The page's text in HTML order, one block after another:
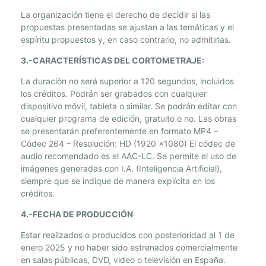
C
O
N
C
R
S
O
.
La organización tiene el derecho de decidir si las
propuestas presentadas se ajustan a las temáticas y el
espíritu propuestos y, en caso contrario, no admitirlas.
3.-CARACTERÍSTICAS DEL CORTOMETRAJE:
La duración no será superior a 120 segundos, incluidos
los créditos. Podrán ser grabados con cualquier
dispositivo móvil, tableta o similar. Se podrán editar con
cualquier programa de edición, gratuito o no. Las obras
se presentarán preferentemente en formato MP4 –
Códec 264 – Resolución: HD (1920 x1080) El códec de
audio recomendado es el AAC-LC. Se permite el uso de
imágenes generadas con I.A. (Inteligencia Artificial),
siempre que se indique de manera explícita en los
créditos.
4.-FECHA DE PRODUCCIÓN
Estar realizados o producidos con posterioridad al 1 de
enero 2025 y no haber sido estrenados comercialmente
en salas públicas, DVD, video o televisión en España.